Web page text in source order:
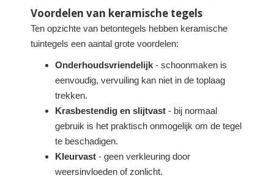
Voordelen van keramische tegels
Ten opzichte van betontegels hebben keramische
tuintegels een aantal grote voordelen:
Onderhoudsvriendelijk - schoonmaken is
eenvoudig, vervuiling kan niet in de toplaag
trekken.
Krasbestendig en slijtvast - bij normaal
gebruik is het praktisch onmogelijk om de tegel
te beschadigen.
Kleurvast - geen verkleuring door
weersinvloeden of zonlicht.